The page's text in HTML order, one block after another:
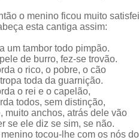
o menino ficou muito
esta cantiga assim:
um tambor todo pimpão.
de burro, fez-se trovão.
o rico, o pobre, o cão
toda da guarnição.
o rei e o capelão,
todos, sem distinção,
muito anchos, atrás dele vão
se ele diz se sim, se não.
menino tocou-lhe com os nós